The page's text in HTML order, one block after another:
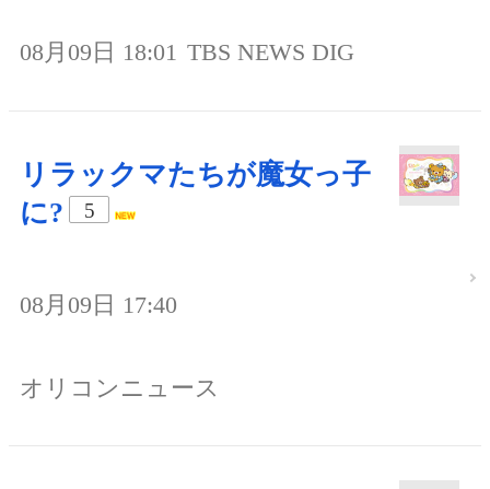
08月09日 18:01 TBS NEWS DIG
リラックマたちが魔女っ子
に?
5
08月09日 17:40
オリコンニュース